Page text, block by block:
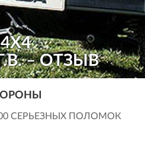
– ОТЗЫВ
СЕРЬЕЗНЫХ ПОЛОМОК